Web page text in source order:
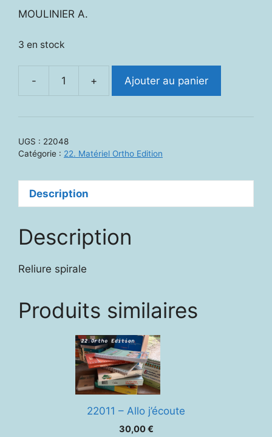
MOULINIER A.
3 en stock
-
quantité
Des
en
+ Ajouter au panier
UGS : 22048
Catégorie : 22. Matériel Ortho Edition
Description
Description
Reliure spirale
Produits similaires
22011 – Allo j’écoute
30,00€